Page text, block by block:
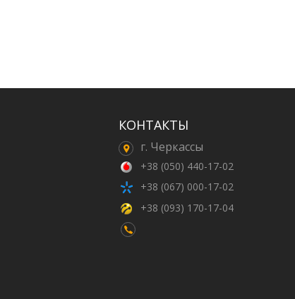
КОНТАКТЫ
г. Черкассы
+38 (050) 440-17-02
+38 (067) 000-17-02
+38 (093) 170-17-04